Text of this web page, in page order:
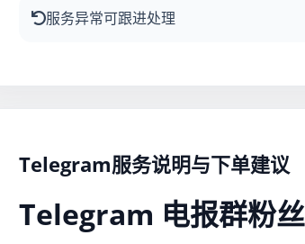
服务异常可跟进处理
Telegram服务说明与下单建议
Telegram 电报群粉